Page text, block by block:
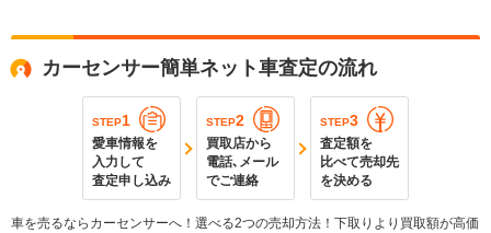
カーセンサー簡単ネット車査定の流れ
STEP1
愛車情報を
入力して
査定申し込み
STEP2
買取店から
電話､メール
でご連絡
STEP3
査定額を
比べて売却先
を決める
車を売るならカーセンサーへ！選べる2つの売却方法！下取りより買取額が高価